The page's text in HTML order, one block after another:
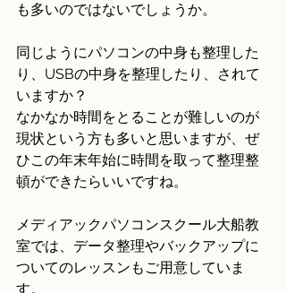
も多いのではないでしょうか。
同じようにパソコンの中身も整理した
り、USBの中身を整理したり、されて
いますか？
なかなか時間をとることが難しいのが
現状という方も多いと思いますが、ぜ
ひこの年末年始に時間を取って整理整
頓ができたらいいですね。
メディアックパソコンスクール大船教
室では、データ整理やバックアップに
ついてのレッスンもご用意していま
す。